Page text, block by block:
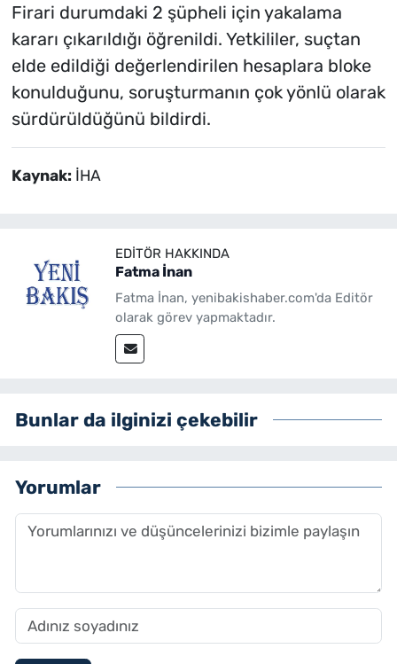
Firari durumdaki 2 şüpheli için yakalama
kararı çıkarıldığı öğrenildi. Yetkililer, suçtan
elde edildiği değerlendirilen hesaplara bloke
konulduğunu, soruşturmanın çok yönlü olarak
sürdürüldüğünü bildirdi.
Kaynak: İHA
EDITÖR HAKKINDA
Fatma İnan
Fatma İnan, yenibakishaber.com'da Editör
olarak görev yapmaktadır.
Bunlar da ilginizi çekebilir
Yorumlar